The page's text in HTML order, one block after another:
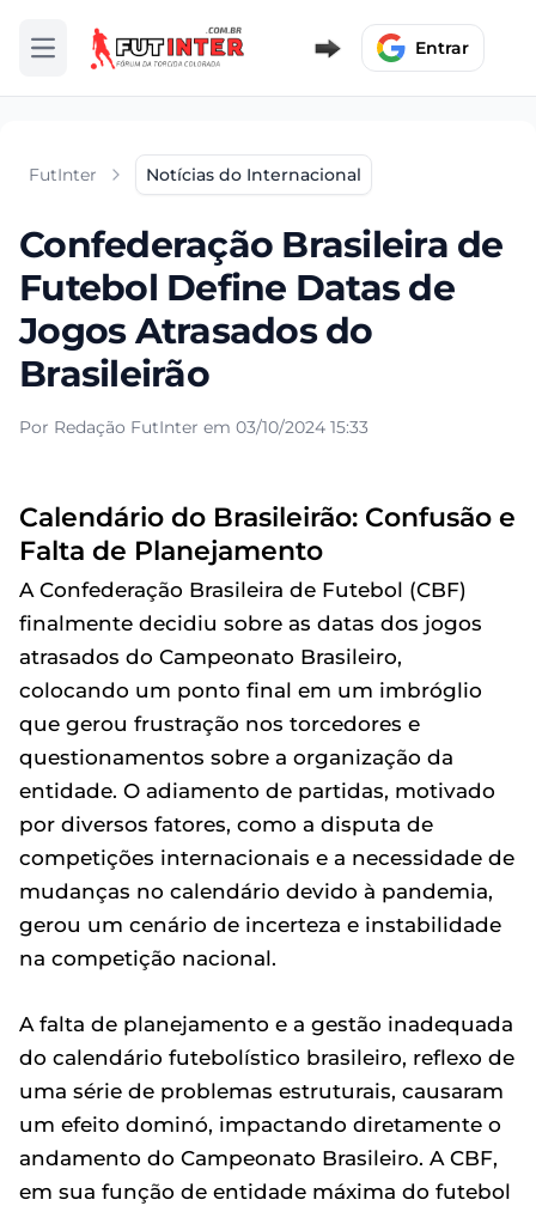
Abrir menu Entrar
FutInter Notícias do Internacional
Confederação Brasileira de
Futebol Define Datas de
Jogos Atrasados do
Brasileirão
Por Redação FutInter em 03/10/2024 15:33
Calendário do Brasileirão: Confusão e
Falta de Planejamento
A Confederação Brasileira de Futebol (CBF)
finalmente decidiu sobre as datas dos jogos
atrasados do Campeonato Brasileiro,
colocando um ponto final em um imbróglio
que gerou frustração nos torcedores e
questionamentos sobre a organização da
entidade. O adiamento de partidas, motivado
por diversos fatores, como a disputa de
competições internacionais e a necessidade de
mudanças no calendário devido à pandemia,
gerou um cenário de incerteza e instabilidade
na competição nacional.
A falta de planejamento e a gestão inadequada
do calendário futebolístico brasileiro, reflexo de
uma série de problemas estruturais, causaram
um efeito dominó, impactando diretamente o
andamento do Campeonato Brasileiro. A CBF,
em sua função de entidade máxima do futebol